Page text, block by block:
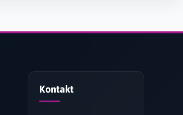
Kontakt